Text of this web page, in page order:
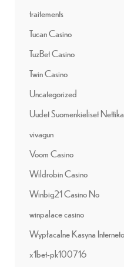
traitements
Tucan Casino
TuzBet Casino
Twin Casino
Uncategorized
Uudet Suomenkieliset
vivagun
Voom Casino
Wildrobin Casino
Winbig21 Casino No
winpalace casino
Wypłacalne Kasyna
x1bet-pk100716